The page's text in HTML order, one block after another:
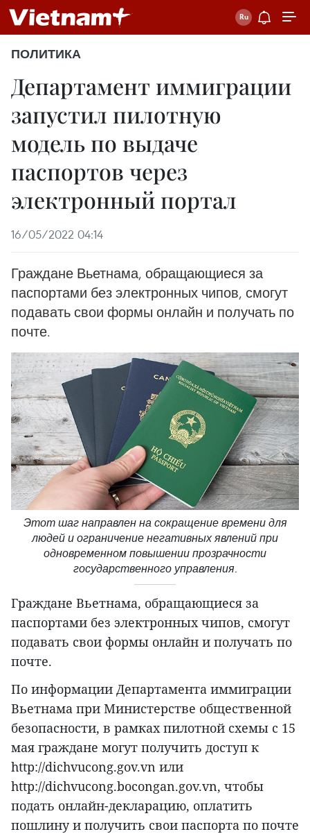
ПОЛИТИКА
Департамент иммиграции
запустил пилотную
модель по выдаче
паспортов через
электронный портал
16/05/2022 04:14
Граждане Вьетнама, обращающиеся за
паспортами без электронных чипов, смогут
подавать свои формы онлайн и получать по
почте.
Этот шаг направлен на сокращение времени для
людей и ограничение негативных явлений при
одновременном повышении прозрачности
государственного управления.
Граждане Вьетнама, обращающиеся за
паспортами без электронных чипов, смогут
подавать свои формы онлайн и получать по
почте.
По информации Департамента иммиграции
Вьетнама при Министерстве общественной
безопасности, в рамках пилотной схемы с 15
мая граждане могут получить доступ к
http://dichvucong.gov.vn или
http://dichvucong.bocongan.gov.vn, чтобы
подать онлайн-декларацию, оплатить
пошлину и получить свои паспорта по почте